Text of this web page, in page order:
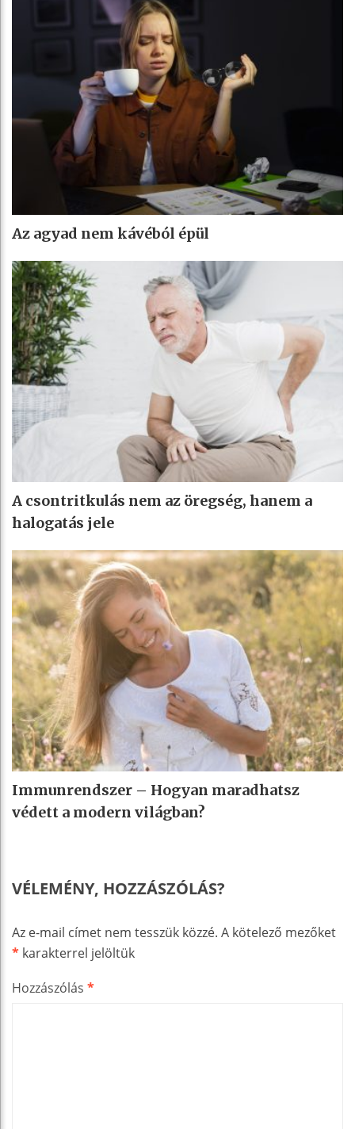
Az agyad nem kávéból épül
A csontritkulás nem az öregség, hanem a
halogatás jele
Immunrendszer – Hogyan maradhatsz
védett a modern világban?
VÉLEMÉNY, HOZZÁSZÓLÁS?
Az e-mail címet nem tesszük közzé. A kötelező mezőket
* karakterrel jelöltük
Hozzászólás *